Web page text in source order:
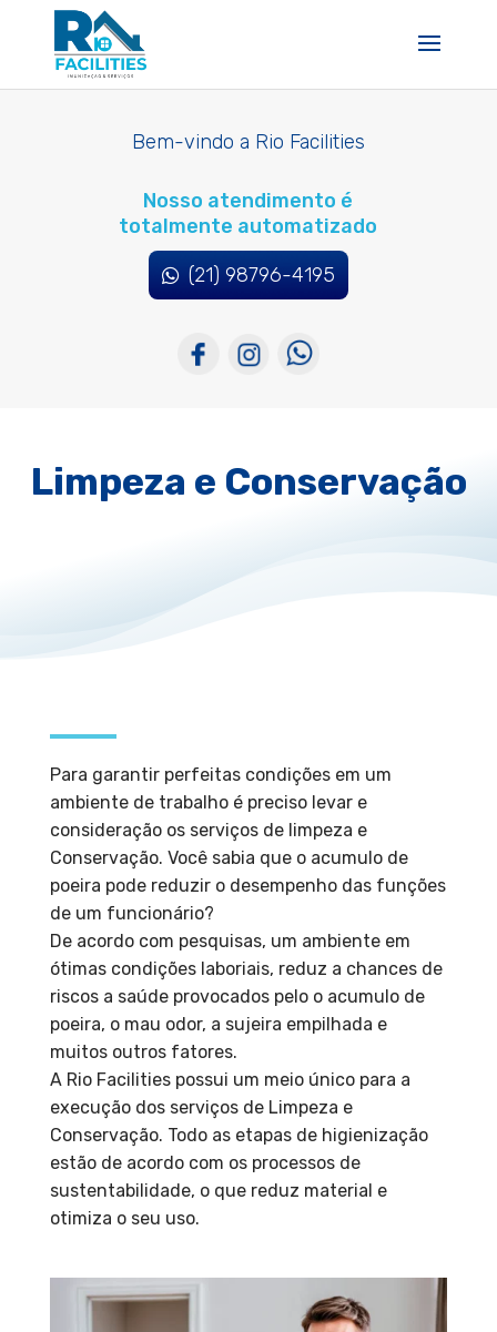
Bem-vindo a Rio Facilities
Nosso atendimento é
totalmente automatizado
(21) 98796-4195
Limpeza e Conservação
Para garantir perfeitas condições em um
ambiente de trabalho é preciso levar e
consideração os serviços de limpeza e
Conservação. Você sabia que o acumulo de
poeira pode reduzir o desempenho das funções
de um funcionário?
De acordo com pesquisas, um ambiente em
ótimas condições laboriais, reduz a chances de
riscos a saúde provocados pelo o acumulo de
poeira, o mau odor, a sujeira empilhada e
muitos outros fatores.
A Rio Facilities possui um meio único para a
execução dos serviços de Limpeza e
Conservação. Todo as etapas de higienização
estão de acordo com os processos de
sustentabilidade, o que reduz material e
otimiza o seu uso.